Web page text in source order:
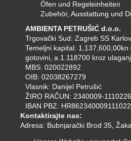
Öfen und Regeleinheiten
Zubehör, Ausstattung und
AMBIENTA PETRUŠIĆ d.o.o.
Trgovački Sud: Zagreb SS
Temeljni kapital:
gotovini, a 1.118700 kroz
MBS: 020022892
OIB: 02038267279
Vlasnik: Danijel Petrušić
ŽIRO RAČUN: 2340009-
IBAN PBZ:
Kontaktirajte nas:
Adresa: Bubnjarački Brod 35,